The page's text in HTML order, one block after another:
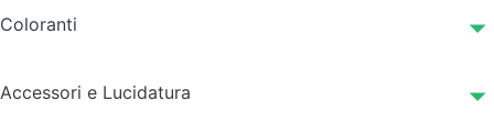
Coloranti
Accessori e Lucidatura